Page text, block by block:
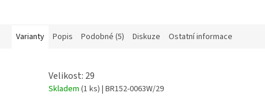
Varianty Popis Podobné (5) Diskuze Ostatní informace
Velikost: 29
Skladem (1 ks) | BR152-0063W/29